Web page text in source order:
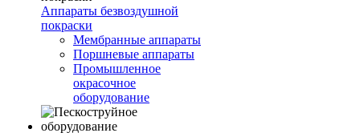
Аппараты безвоздушной
покраски
Мембранные аппараты
Поршневые аппараты
Промышленное
окрасочное
оборудование